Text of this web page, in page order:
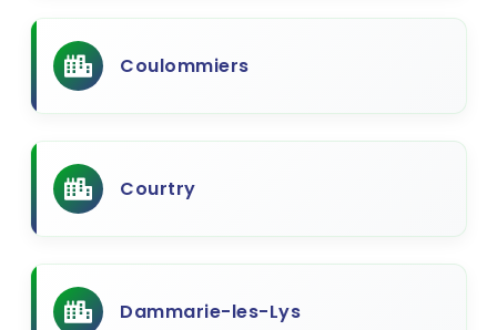
Coulommiers
Courtry
Dammarie-les-Lys